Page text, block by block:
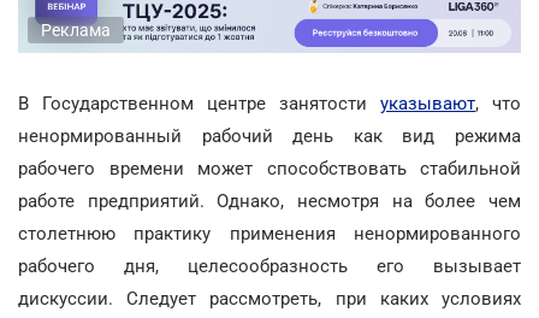
Реклама
В Государственном центре занятости указывают, что
ненормированный рабочий день как вид режима
рабочего времени может способствовать стабильной
работе предприятий. Однако, несмотря на более чем
столетнюю практику применения ненормированного
рабочего дня, целесообразность его вызывает
дискуссии. Следует рассмотреть, при каких условиях